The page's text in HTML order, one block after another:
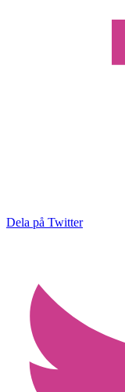
Dela på Twitter